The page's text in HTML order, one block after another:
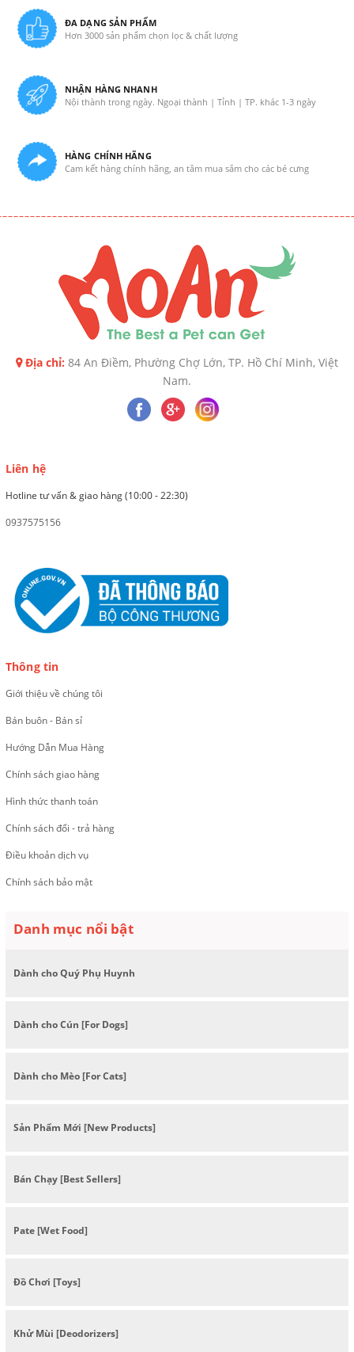
ĐA DẠNG SẢN PHẨM
Hơn 3000 sản phẩm chọn lọc & chất lượng
NHẬN HÀNG NHANH
Nội thành trong ngày. Ngoại thành | Tỉnh | TP. khác 1-3 ngày
HÀNG CHÍNH HÃNG
Cam kết hàng chính hãng, an tâm mua sắm cho các bé cưng
Địa chỉ: 84 An Điềm, Phường Chợ Lớn, TP. Hồ Chí Minh, Việt
Nam.
Liên hệ
Hotline tư vấn & giao hàng (10:00 - 22:30)
0937575156
Thông tin
Giới thiệu về chúng tôi
Bán buôn - Bán sỉ
Hướng Dẫn Mua Hàng
Chính sách giao hàng
Hình thức thanh toán
Chính sách đổi - trả hàng
Điều khoản dịch vụ
Chính sách bảo mật
Danh mục nổi bật
Dành cho Quý Phụ Huynh
Dành cho Cún [For Dogs]
Dành cho Mèo [For Cats]
Sản Phẩm Mới [New Products]
Bán Chạy [Best Sellers]
Pate [Wet Food]
Đồ Chơi [Toys]
Khử Mùi [Deodorizers]